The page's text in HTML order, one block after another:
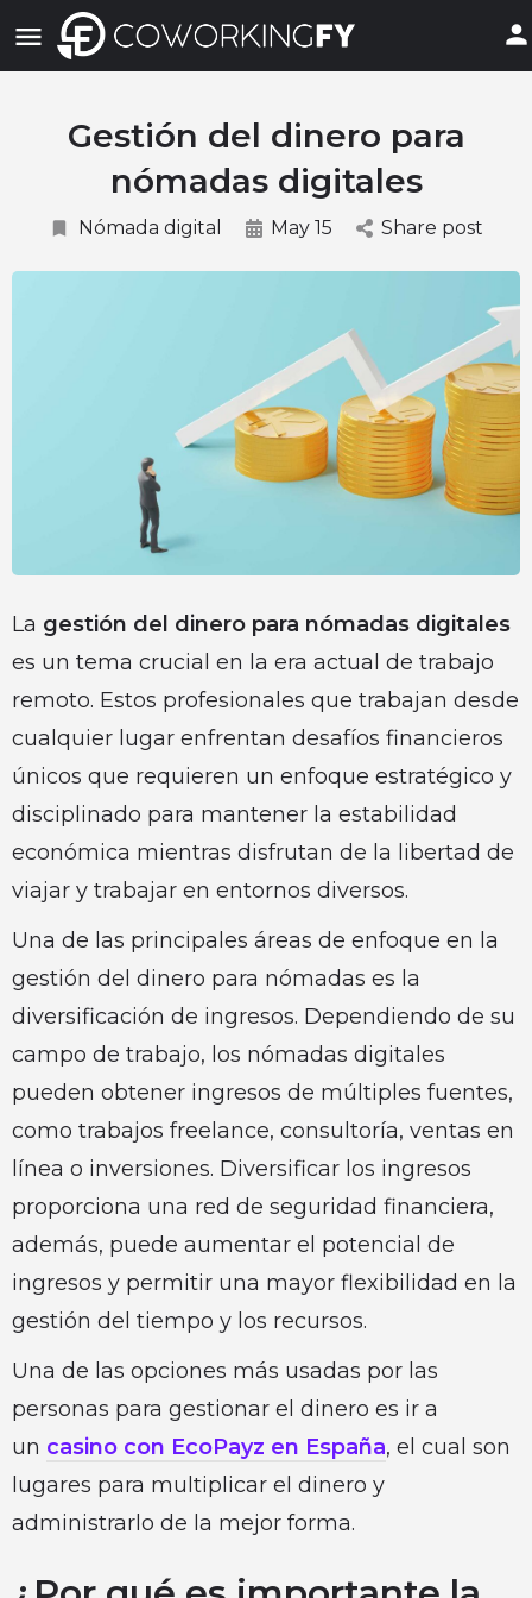
Gestión del dinero para
nómadas digitales
Nómada digital May 15 Share post
La gestión del dinero para nómadas digitales
es un tema crucial en la era actual de trabajo
remoto. Estos profesionales que trabajan desde
cualquier lugar enfrentan desafíos financieros
únicos que requieren un enfoque estratégico y
disciplinado para mantener la estabilidad
económica mientras disfrutan de la libertad de
viajar y trabajar en entornos diversos.
Una de las principales áreas de enfoque en la
gestión del dinero para nómadas es la
diversificación de ingresos. Dependiendo de su
campo de trabajo, los nómadas digitales
pueden obtener ingresos de múltiples fuentes,
como trabajos freelance, consultoría, ventas en
línea o inversiones. Diversificar los ingresos
proporciona una red de seguridad financiera,
además, puede aumentar el potencial de
ingresos y permitir una mayor flexibilidad en la
gestión del tiempo y los recursos.
Una de las opciones más usadas por las
personas para gestionar el dinero es ir a
un casino con EcoPayz en España, el cual son
lugares para multiplicar el dinero y
administrarlo de la mejor forma.